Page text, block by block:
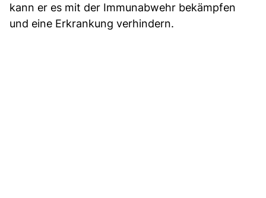
kann er es mit der Immunabwehr bekämpfen
und eine Erkrankung verhindern.